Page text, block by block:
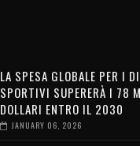
LA SPESA GLOBALE PER I
SPORTIVI SUPERERÀ I 78
DOLLARI ENTRO IL 2030
JANUARY 06, 2026